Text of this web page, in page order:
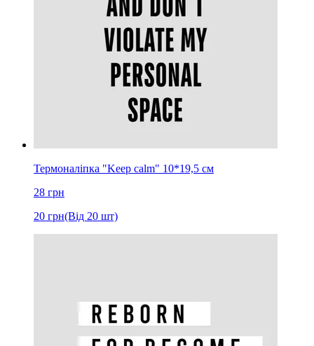
Термоналіпка "Keep calm" 10*19,5 см
28 грн
20 грн(Від 20 шт)